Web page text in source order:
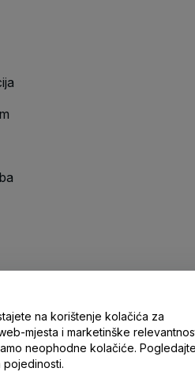
nas
na korištenje kolačića za
mjesta i marketinške
neophodne kolačiće.
pojedinosti.